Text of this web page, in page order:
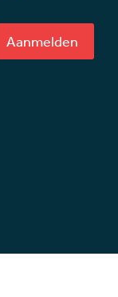
Aanmelden